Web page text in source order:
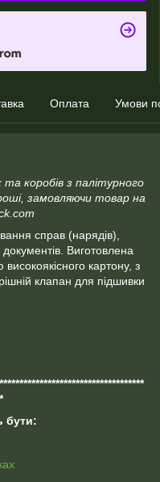
Оплата Умови
коробів з палітурного
замовляючи товар на
справ (нарядів),
Виготовлена
картону, з
клапан для підшивки
бути: